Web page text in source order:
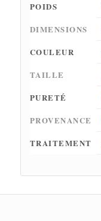
POIDS
DIMENSIONS
COULEUR
TAILLE
PURETÉ
PROVENANCE
TRAITEMENT